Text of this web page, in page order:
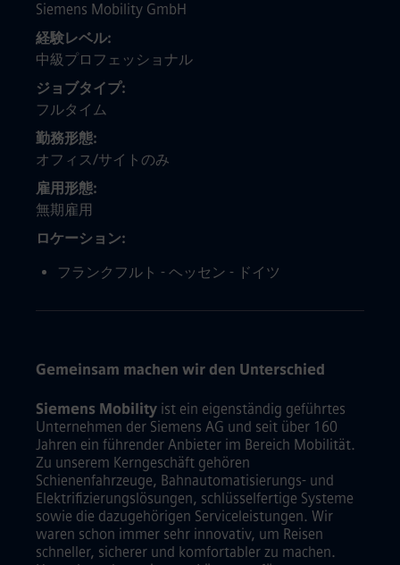
Siemens Mobility GmbH
経験レベル
中級プロフェッショナル
ジョブタイプ
フルタイム
勤務形態
オフィス/サイトのみ
雇用形態
無期雇用
ロケーション
フランクフルト - ヘッセン - ドイツ
Gemeinsam machen wir den Unterschied
Siemens Mobility ist ein eigenständig geführtes
Unternehmen der Siemens AG und seit über 160
Jahren ein führender Anbieter im Bereich Mobilität.
Zu unserem Kerngeschäft gehören
Schienenfahrzeuge, Bahnautomatisierungs- und
Elektrifizierungslösungen, schlüsselfertige Systeme
sowie die dazugehörigen Serviceleistungen. Wir
waren schon immer sehr innovativ, um Reisen
schneller, sicherer und komfortabler zu machen.